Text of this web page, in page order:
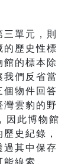
單元，則
的歷史性標
館的標本除
我們反省當
個物件回答
灣雲豹的野
因此博物館
史紀錄，
其中保存
線索。